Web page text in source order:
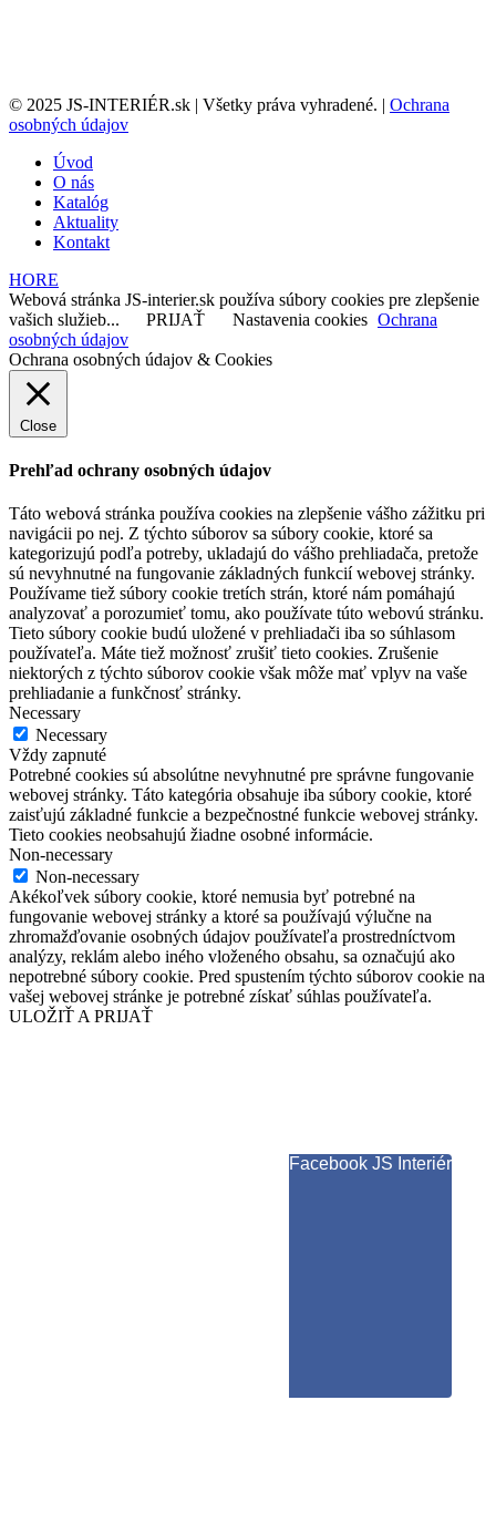
© 2025 JS-INTERIÉR.sk | Všetky práva vyhradené. | Ochrana
osobných údajov
Úvod
O nás
Katalóg
Aktuality
Kontakt
HORE
Webová stránka JS-interier.sk používa súbory cookies pre zlepšenie
vašich služieb...
PRIJAŤ Nastavenia cookies Ochrana
osobných údajov
Ochrana osobných údajov & Cookies
Close
Prehľad ochrany osobných údajov
Táto webová stránka používa cookies na zlepšenie vášho zážitku pri
navigácii po nej. Z týchto súborov sa súbory cookie, ktoré sa
kategorizujú podľa potreby, ukladajú do vášho prehliadača, pretože
sú nevyhnutné na fungovanie základných funkcií webovej stránky.
Používame tiež súbory cookie tretích strán, ktoré nám pomáhajú
analyzovať a porozumieť tomu, ako používate túto webovú stránku.
Tieto súbory cookie budú uložené v prehliadači iba so súhlasom
používateľa. Máte tiež možnosť zrušiť tieto cookies. Zrušenie
niektorých z týchto súborov cookie však môže mať vplyv na vaše
prehliadanie a funkčnosť stránky.
Necessary
Necessary
Vždy zapnuté
Potrebné cookies sú absolútne nevyhnutné pre správne fungovanie
webovej stránky. Táto kategória obsahuje iba súbory cookie, ktoré
zaisťujú základné funkcie a bezpečnostné funkcie webovej stránky.
Tieto cookies neobsahujú žiadne osobné informácie.
Non-necessary
Non-necessary
Akékoľvek súbory cookie, ktoré nemusia byť potrebné na
fungovanie webovej stránky a ktoré sa používajú výlučne na
zhromažďovanie osobných údajov používateľa prostredníctvom
analýzy, reklám alebo iného vloženého obsahu, sa označujú ako
nepotrebné súbory cookie. Pred spustením týchto súborov cookie na
vašej webovej stránke je potrebné získať súhlas používateľa.
ULOŽIŤ A PRIJAŤ
Facebook JS Interiér